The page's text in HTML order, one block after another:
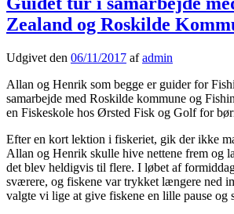
Zealand og Roskilde
Udgivet den 06/11/2017 afadmin
Allan og Henrik som begge er guider for
samarbejde med Roskilde kommune og
en Fiskeskole hos Ørsted Fisk og Golf for
Efter en kort lektion i fiskeriet, gik der ikke
Allan og Henrik skulle hive nettene frem og
det blev heldigvis til flere. I løbet af
sværere, og fiskene var trykket længere ned
valgte vi lige at give fiskene en lille pause og